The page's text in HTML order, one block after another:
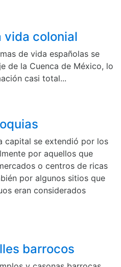
vida colonial
de vida españolas se
de la Cuenca de México, lo
casi total...
capital se extendió por los
por aquellos que
o centros de ricas
por algunos sitios que
eran considerados
barrocos